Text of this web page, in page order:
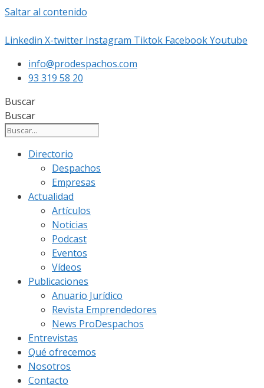
Saltar al contenido
Linkedin X-twitter Instagram Tiktok FacebookYoutube
info@prodespachos.com
93 319 58 20
Buscar
Buscar
Directorio
Despachos
Empresas
Actualidad
Artículos
Noticias
Podcast
Eventos
Vídeos
Publicaciones
Anuario Jurídico
Revista Emprendedores
News ProDespachos
Entrevistas
Qué ofrecemos
Nosotros
Contacto